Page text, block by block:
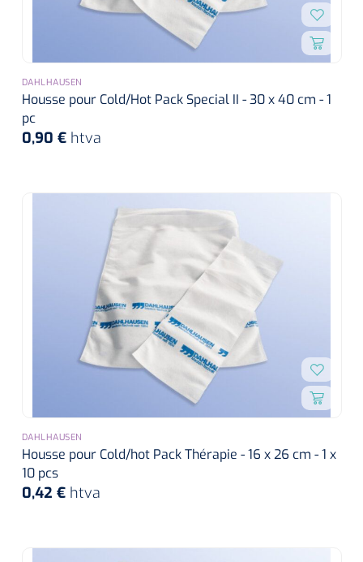
DAHLHAUSEN
Housse pour Cold/Hot Pack Special II - 30 x 40 cm - 1
pc
0,90 € htva
DAHLHAUSEN
Housse pour Cold/hot Pack Thérapie - 16 x 26 cm - 1 x
10 pcs
0,42 € htva